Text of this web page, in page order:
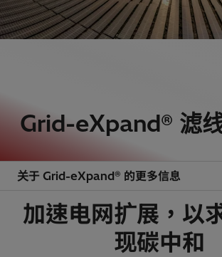
Grid-eXpand® 滤
关于 Grid-eXpand® 的更多信息
加速电网扩展，以
现碳中和